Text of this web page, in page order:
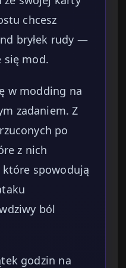
chcesz
bryłek rudy —
się mod.
w modding na
zadaniem. Z
po
z nich
które spowodują
ból
godzin na